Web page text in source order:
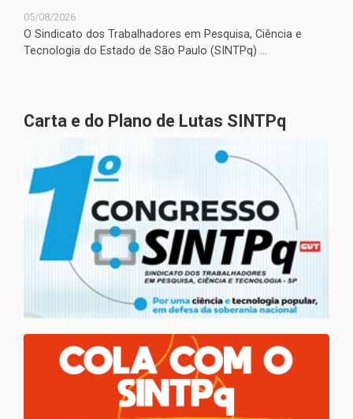
05/08/2026
O Sindicato dos Trabalhadores em Pesquisa, Ciência e
Tecnologia do Estado de São Paulo (SINTPq) ...
Carta e do Plano de Lutas SINTPq